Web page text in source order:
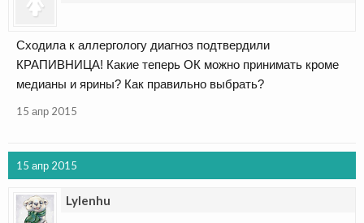
Сходила к аллергологу диагноз подтвердили
КРАПИВНИЦА! Какие теперь ОК можно принимать кроме
медианы и ярины? Как правильно выбрать?
15 апр 2015
15 апр 2015
Lylenhu